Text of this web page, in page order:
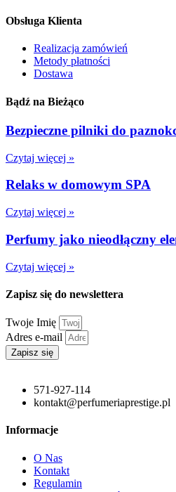
Obsługa Klienta
Realizacja zamówień
Metody płatności
Dostawa
Bądź na Bieżąco
Bezpieczne pilniki do
Czytaj więcej »
Relaks w domowym SPA
Czytaj więcej »
Perfumy jako nieodłączny
Czytaj więcej »
Zapisz się do newslettera
Twoje Imię
Adres e-mail
Zapisz się
571-927-114
kontakt@perfumeriaprestige.pl
Informacje
O Nas
Kontakt
Regulamin